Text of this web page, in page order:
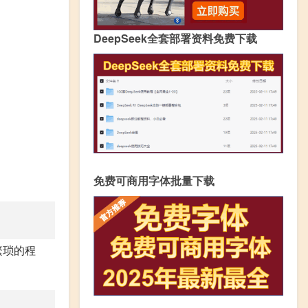
的程
DeepSeek全套部署资料免费下载
免费可商用字体批量下载